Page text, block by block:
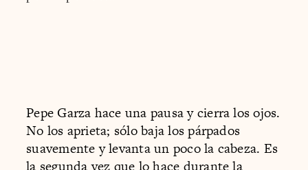
Pepe Garza hace una pausa y cierra los ojos.
No los aprieta; sólo baja los párpados
suavemente y levanta un poco la cabeza. Es
la segunda vez que lo hace durante la